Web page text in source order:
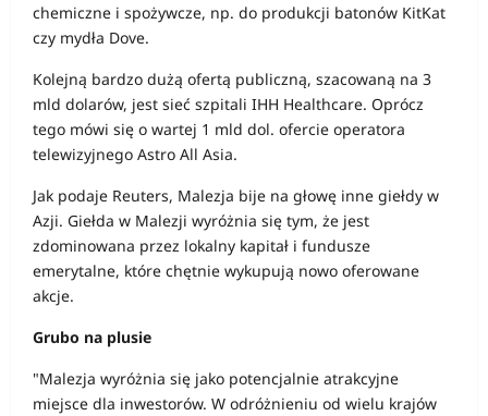
chemiczne i spożywcze, np. do produkcji batonów KitKat
czy mydła Dove.
Kolejną bardzo dużą ofertą publiczną, szacowaną na 3
mld dolarów, jest sieć szpitali IHH Healthcare. Oprócz
tego mówi się o wartej 1 mld dol. ofercie operatora
telewizyjnego Astro All Asia.
Jak podaje Reuters, Malezja bije na głowę inne giełdy w
Azji. Giełda w Malezji wyróżnia się tym, że jest
zdominowana przez lokalny kapitał i fundusze
emerytalne, które chętnie wykupują nowo oferowane
akcje.
Grubo na plusie
"Malezja wyróżnia się jako potencjalnie atrakcyjne
miejsce dla inwestorów. W odróżnieniu od wielu krajów